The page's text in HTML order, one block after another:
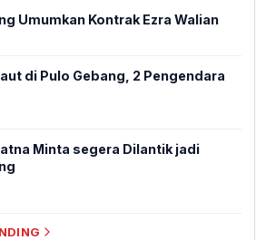
Umumkan Kontrak Ezra Walian
di Pulo Gebang, 2 Pengendara
Minta segera Dilantik jadi